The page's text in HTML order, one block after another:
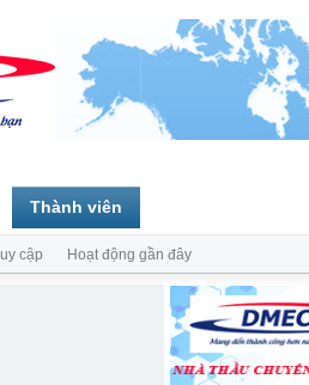
Thành viên
cập Hoạt động gần đây